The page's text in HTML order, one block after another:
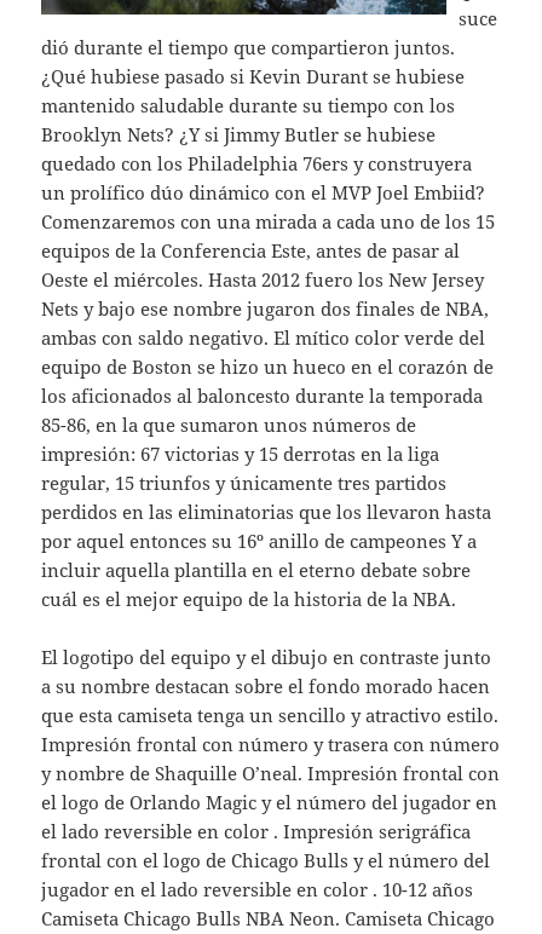
suce
dió durante el tiempo que compartieron juntos.
¿Qué hubiese pasado si Kevin Durant se hubiese
mantenido saludable durante su tiempo con los
Brooklyn Nets? ¿Y si Jimmy Butler se hubiese
quedado con los Philadelphia 76ers y construyera
un prolífico dúo dinámico con el MVP Joel Embiid?
Comenzaremos con una mirada a cada uno de los 15
equipos de la Conferencia Este, antes de pasar al
Oeste el miércoles. Hasta 2012 fuero los New Jersey
Nets y bajo ese nombre jugaron dos finales de NBA,
ambas con saldo negativo. El mítico color verde del
equipo de Boston se hizo un hueco en el corazón de
los aficionados al baloncesto durante la temporada
85-86, en la que sumaron unos números de
impresión: 67 victorias y 15 derrotas en la liga
regular, 15 triunfos y únicamente tres partidos
perdidos en las eliminatorias que los llevaron hasta
por aquel entonces su 16º anillo de campeones Y a
incluir aquella plantilla en el eterno debate sobre
cuál es el mejor equipo de la historia de la NBA.
El logotipo del equipo y el dibujo en contraste junto
a su nombre destacan sobre el fondo morado hacen
que esta camiseta tenga un sencillo y atractivo estilo.
Impresión frontal con número y trasera con número
y nombre de Shaquille O’neal. Impresión frontal con
el logo de Orlando Magic y el número del jugador en
el lado reversible en color . Impresión serigráfica
frontal con el logo de Chicago Bulls y el número del
jugador en el lado reversible en color . 10-12 años
Camiseta Chicago Bulls NBA Neon. Camiseta Chicago